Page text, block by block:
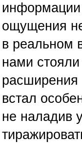
информации
ощущения
в реальном
нами
расширения
встал
не наладив